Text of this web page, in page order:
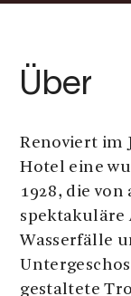
Über
Renoviert im
Hotel eine
1928, die
spektakuläre
Wasserfälle
gestaltete